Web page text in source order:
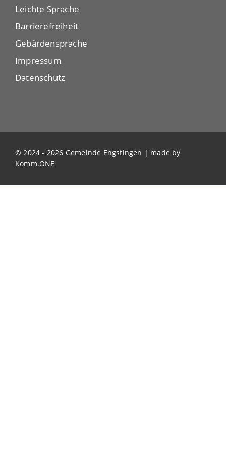
Leichte Sprache
Barrierefreiheit
Gebärdensprache
Impressum
Datenschutz
© 2024 - 2026 Gemeinde Engstingen | made by
Komm.ONE